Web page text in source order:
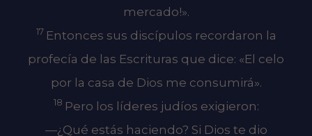
mercado!».
17 Entonces sus discípulos recordaron la
profecía de las Escrituras que dice: «El celo
por la casa de Dios me consumirá».
18 Pero los líderes judíos exigieron:
—¿Qué estás haciendo? Si Dios te dio